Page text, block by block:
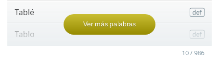
Tablé
Tablo
Ver más palabras
10 / 986